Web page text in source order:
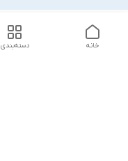
دسته‌بندی خانه